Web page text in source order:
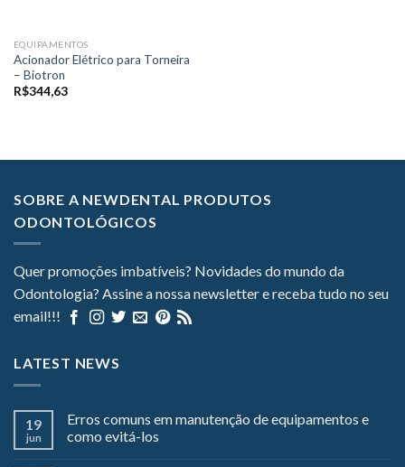
EQUIPAMENTOS
Acionador Elétrico para Torneira
– Biotron
R$344,63
SOBRE A NEWDENTAL PRODUTOS
ODONTOLÓGICOS
Quer promoções imbatíveis? Novidades do mundo da
Odontologia? Assine a nossa newsletter e receba tudo no seu
email!!!
LATEST NEWS
19
jun
Erros comuns em manutenção de equipamentos e
como evitá-los